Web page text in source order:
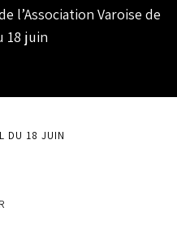
l’Association Varoise de
18 juin
DU 18 JUIN